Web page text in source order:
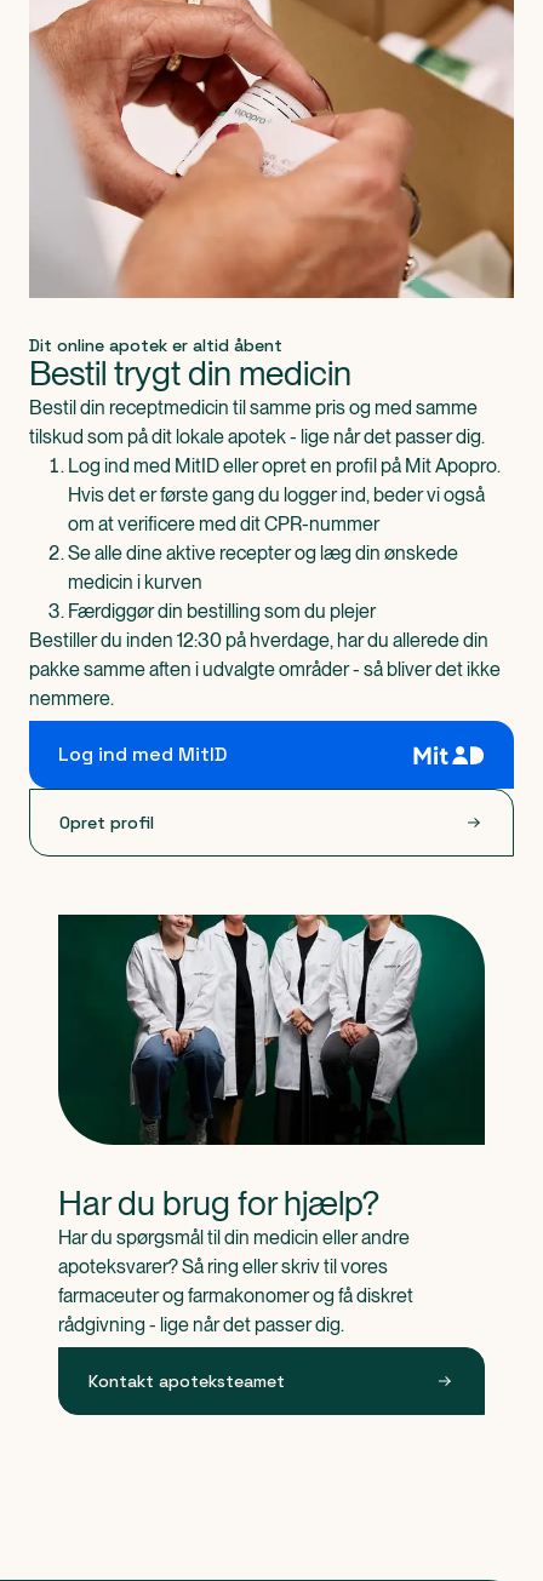
Dit online apotek er altid åbent
Bestil trygt din medicin
Bestil din receptmedicin til samme pris og med samme
tilskud som på dit lokale apotek - lige når det passer dig.
Log ind med MitID eller opret en profil på Mit Apopro.
Hvis det er første gang du logger ind, beder vi også
om at verificere med dit CPR-nummer
Se alle dine aktive recepter og læg din ønskede
medicin i kurven
Færdiggør din bestilling som du plejer
Bestiller du inden 12:30 på hverdage, har du allerede din
pakke samme aften i udvalgte områder - så bliver det ikke
nemmere.
Log ind med MitID
Opret profil
Har du brug for hjælp?
Har du spørgsmål til din medicin eller andre
apoteksvarer? Så ring eller skriv til vores
farmaceuter og farmakonomer og få diskret
rådgivning - lige når det passer dig.
Kontakt apoteksteamet